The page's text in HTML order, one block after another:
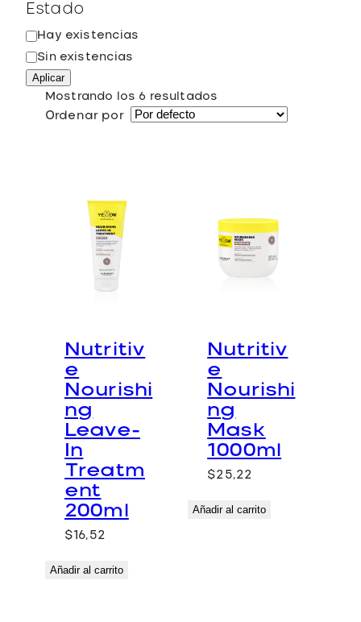
Estado
E
s
t
Hay existencias
Sin existencias
Aplicar
Mostrando los 6 resultados
Ordenar por
Nutritiv
e
Nourishi
ng
Leave-
In
Treatm
ent
200ml
$16,52
Añadir al carrito
Nutritiv
e
Nourishi
ng
Mask
1000ml
$25,22
Añadir al carrito